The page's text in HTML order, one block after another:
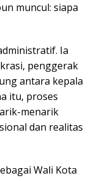
muncul: siapa
Ia
penggerak
antara kepala
itu, proses
menarik
dan realitas
Wali Kota